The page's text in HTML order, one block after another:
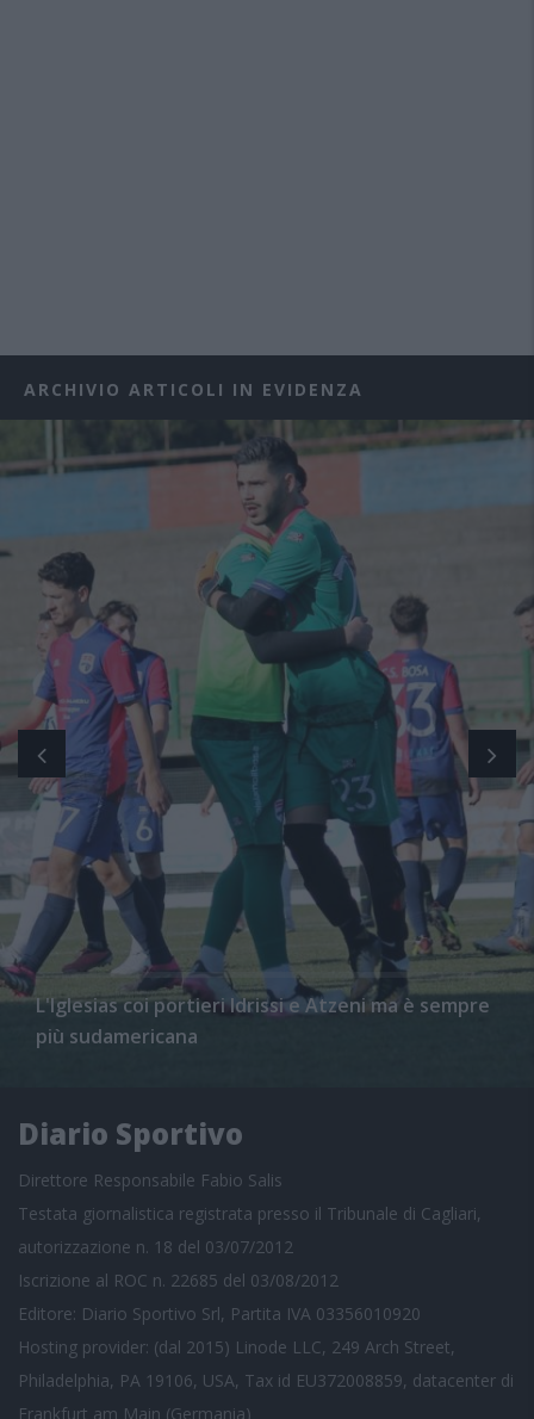
ARCHIVIO ARTICOLI IN EVIDENZA
L'Iglesias coi portieri Idrissi e Atzeni ma è sempre
più sudamericana
Diario Sportivo
Direttore Responsabile Fabio Salis
Testata giornalistica registrata presso il Tribunale di Cagliari,
autorizzazione n. 18 del 03/07/2012
Iscrizione al ROC n. 22685 del 03/08/2012
Editore: Diario Sportivo Srl, Partita IVA 03356010920
Hosting provider: (dal 2015) Linode LLC, 249 Arch Street,
Philadelphia, PA 19106, USA, Tax id EU372008859, datacenter di
Frankfurt am Main (Germania)